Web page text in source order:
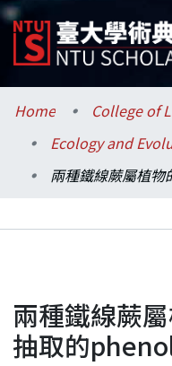
Communities &
Research Outputs
Statistics
Home
兩種鐵線蕨
抽取的